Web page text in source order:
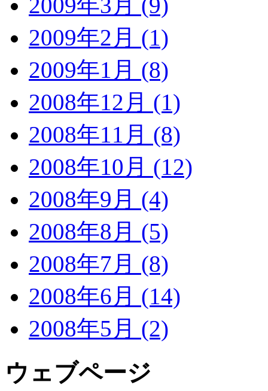
2009年2月 (1)
2009年1月 (8)
2008年12月 (1)
2008年11月 (8)
2008年10月 (12)
2008年9月 (4)
2008年8月 (5)
2008年7月 (8)
2008年6月 (14)
2008年5月 (2)
ウェブページ